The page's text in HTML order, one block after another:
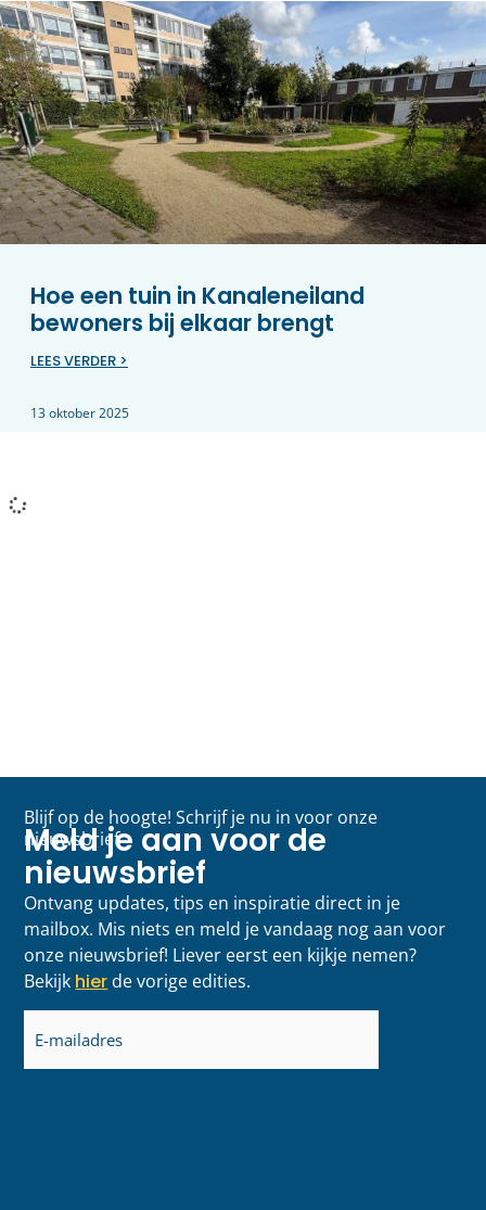
Hoe een tuin in Kanaleneiland
bewoners bij elkaar brengt
LEES VERDER >
13 oktober 2025
Blijf op de hoogte! Schrijf je nu in voor onze
nieuwsbrief
Meld je aan voor de
nieuwsbrief
Ontvang updates, tips en inspiratie direct in je
mailbox. Mis niets en meld je vandaag nog aan voor
onze nieuwsbrief! Liever eerst een kijkje nemen?
Bekijk hier de vorige edities.
E-
mailadres
(Vereist)